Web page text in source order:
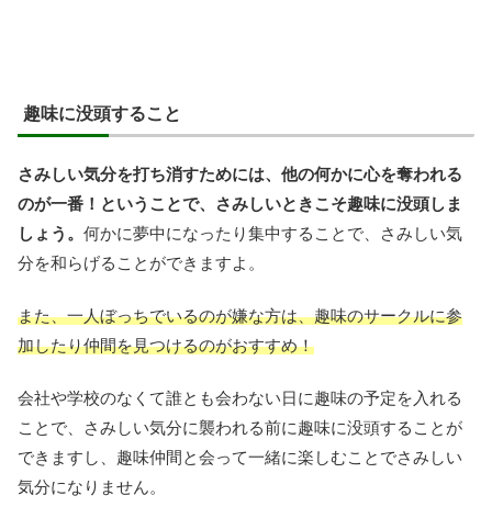
趣味に没頭すること
さみしい気分を打ち消すためには、他の何かに心を奪われる
のが一番！ということで、さみしいときこそ趣味に没頭しま
しょう。 何かに夢中になったり集中することで、さみしい気
分を和らげることができますよ。
また、一人ぼっちでいるのが嫌な方は、趣味のサークルに参
加したり仲間を見つけるのがおすすめ！
会社や学校のなくて誰とも会わない日に趣味の予定を入れる
ことで、さみしい気分に襲われる前に趣味に没頭することが
できますし、趣味仲間と会って一緒に楽しむことでさみしい
気分になりません。